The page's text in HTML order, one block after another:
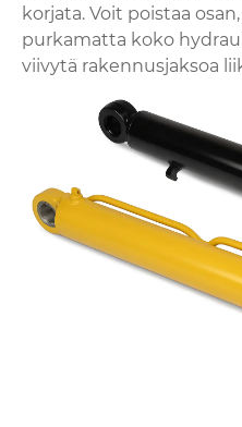
korjata. Voit poistaa
purkamatta koko
viivytä rakennusjaksoa